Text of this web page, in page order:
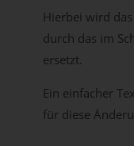
Hierbei wird
durch das im
ersetzt.
Ein einfacher
für diese